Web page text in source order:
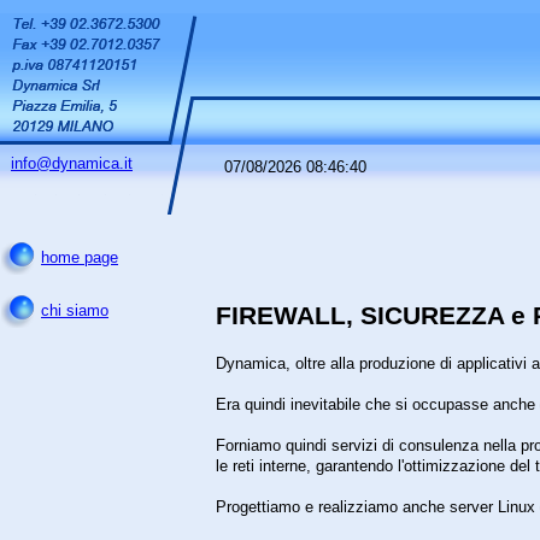
info@dynamica.it
home page
chi siamo
07/08/2026 08:46:40
FIREWALL, SICUREZZA e
Dynamica, oltre alla produzione di applicativi
Era quindi inevitabile che si occupasse
Forniamo quindi servizi di consulenza nella
le reti interne, garantendo l'ottimizzazione
Progettiamo e realizziamo anche server